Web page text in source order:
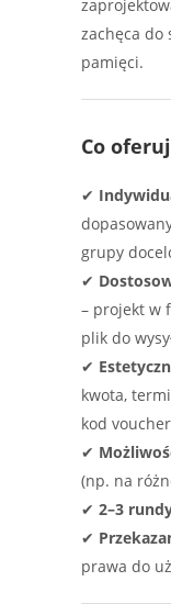
zachęca do
pamięci.
Co
✔
grupy
✔
– projekt w
plik do
✔
kwota,
kod
✔
(np. na
✔ 2–3
✔
prawa do